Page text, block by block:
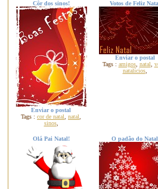
Côr dos sinos!
Enviar o postal
Tags : cor de natal natal
sinos,
Votos de Feliz
Enviar o postal
Tags : amigos, natal
natalícios,
Olá Pai Natal! O padão do Natal